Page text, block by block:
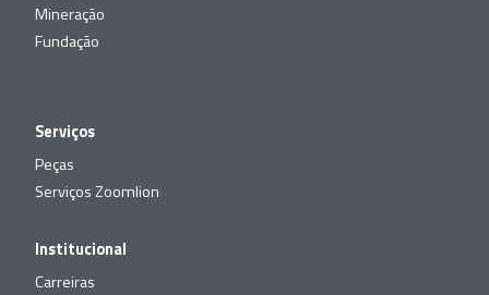
Mineração
Fundação
Serviços
Peças
Serviços Zoomlion
Institucional
Carreiras